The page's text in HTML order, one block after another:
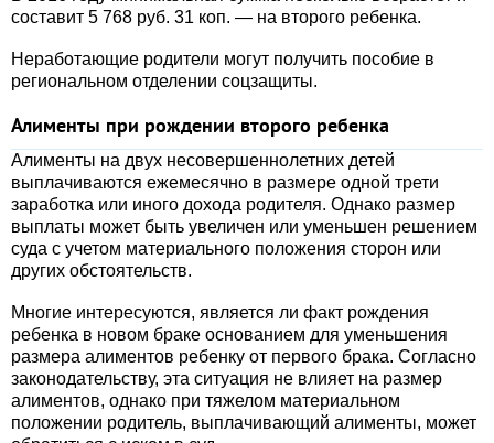
составит 5 768 руб. 31 коп. — на второго ребенка.
Неработающие родители могут получить пособие в
региональном отделении соцзащиты.
Алименты при рождении второго ребенка
Алименты на двух несовершеннолетних детей
выплачиваются ежемесячно в размере одной трети
заработка или иного дохода родителя. Однако размер
выплаты может быть увеличен или уменьшен решением
суда с учетом материального положения сторон или
других обстоятельств.
Многие интересуются, является ли факт рождения
ребенка в новом браке основанием для уменьшения
размера алиментов ребенку от первого брака. Согласно
законодательству, эта ситуация не влияет на размер
алиментов, однако при тяжелом материальном
положении родитель, выплачивающий алименты, может